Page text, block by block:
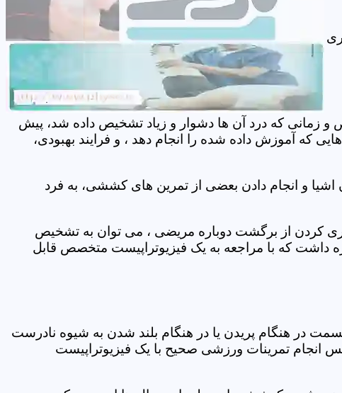
و زمانی که درد آن ها دشوار و زیاد تشخیص داده شد، پیش
که آموزش داده شده را انجام دهد ، و فرایند بهبودی،
و انجام دادن بعضی از تمرین های کششی، به فرد
کردن از برگشت دوباره مریضی ، می توان به تشخیص
داشت که با مراجعه به یک فیزیوتراپیست متخصص قابل
در هنگام پریدن یا در هنگام بلند شدن به شیوه نادرست
انجام تمرینات ورزشی صحیح با یک فیزیوتراپیست